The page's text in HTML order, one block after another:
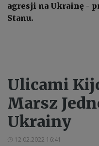
agresji na Ukrainę -
Stanu.
Ulicami
Marsz
Ukrainy
12.02.2022 16:41